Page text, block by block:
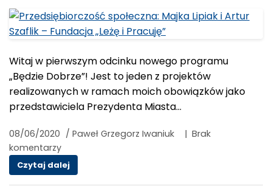
Witaj w pierwszym odcinku nowego programu
„Będzie Dobrze”! Jest to jeden z projektów
realizowanych w ramach moich obowiązków jako
przedstawiciela Prezydenta Miasta…
08/06/2020 / Paweł Grzegorz Iwaniuk | Brak
komentarzy
Czytaj dalejPrzedsiębiorczość społeczna: Majka Lipiak i